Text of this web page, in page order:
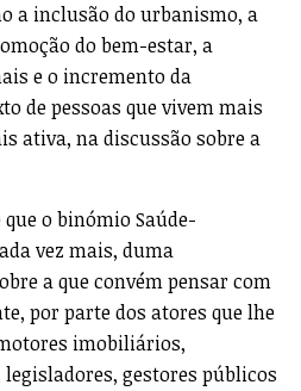
a inclusão do urbanismo, a
do bem-estar, a
e o incremento da
de pessoas que vivem mais
ativa, na discussão sobre a
o binómio Saúde-
vez mais, duma
a que convém pensar com
por parte dos atores que lhe
imobiliários,
gestores públicos